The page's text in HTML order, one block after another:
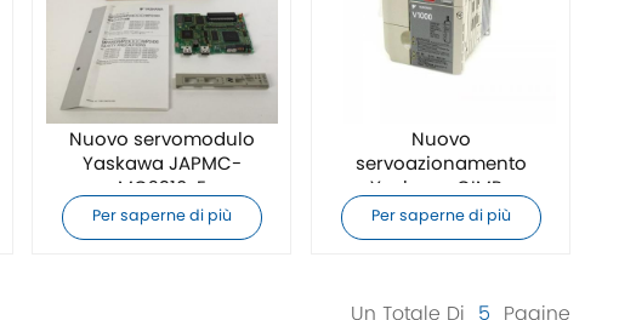
Nuovo servomodulo
Yaskawa JAPMC-
MC2310-E
Per saperne di più
Nuovo
servoazionamento
Yaskawa CIMR-
VB4A0011BBA
Per saperne di più